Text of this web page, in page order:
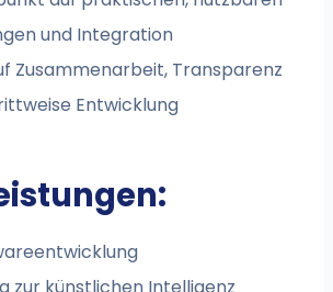
und Integration
Zusammenarbeit, Transparenz
Entwicklung